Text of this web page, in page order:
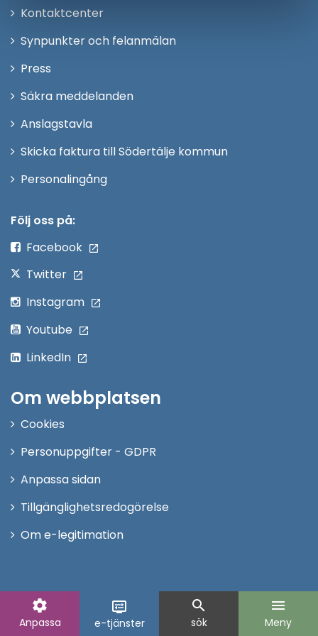
settings
Anpassa
display_settings
e-tjänster
search
sök
menu
Meny
KontaktcenterÖppna
Synpunkter och felanmälan
Press
fönster
Säkra meddelanden
Anslagstavla
Skicka faktura till Södertälje kommun
PersonalingångÖppna
Följ oss på:
Facebook
Twitter
Instagram
Youtube
LinkedIn
Om webbplatsen
Cookies
Personuppgifter - GDPR
Anpassa sidan
Tillgänglighetsredogörelse
Om e-legitimation